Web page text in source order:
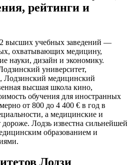
рейтинги и
высших учебных заведений —
охватывающих медицину,
науки, дизайн и экономику.
университет,
Лодзинский медицинский
высшая школа кино,
обучения для иностранных
от 800 до 4 400 € в год в
а медицинские и
дороже. Лодзь известна сильнейшей
образованием и
Лодзи